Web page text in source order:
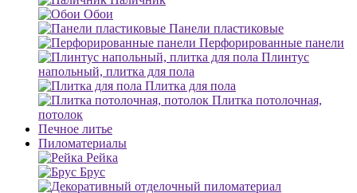
Обои
Панели пластиковые
Перфорированные панели
Плинтус
напольный, плитка для пола
Плитка для пола
Плитка потолочная,
потолок
Печное литье
Пиломатериалы
Рейка
Брус